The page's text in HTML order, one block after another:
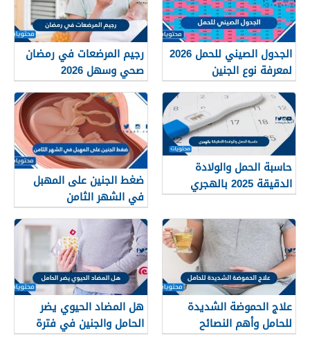
الجدول الصيني للحمل 2026
لمعرفة نوع الجنين
رجيم المرضعات في رمضان
صحي وسهل 2026
حاسبة الحمل والولادة
الدقيقة 2025 بالهجري
ضغط الجنين على المهبل
في الشهر الثامن
علاج الحموضة الشديدة
للحامل وأهم النصائح
هل المضاد الحيوي يضر
الحامل والجنين في فترة